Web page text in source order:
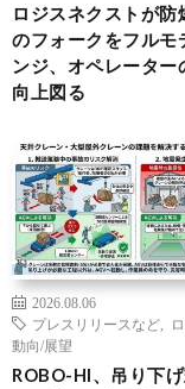
ロジスネクストが防
のフォークをフルモ
ンジ、オペレーター
向上図る
2026.08.06
プレスリリースなど
動向/展望
ROBO-HI、吊り下